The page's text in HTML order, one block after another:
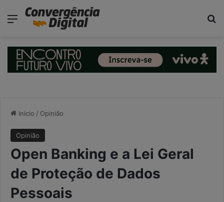
Menu
Início / Opinião
Opinião
Open Banking e a Lei Geral
de Proteção de Dados
Pessoais